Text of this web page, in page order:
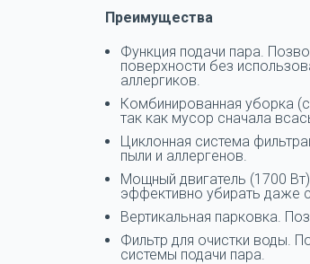
Преимущества
Функция подачи пара.
поверхности без
аллергиков.
Комбинированная уборка
так как мусор сначала
Циклонная система
пыли и аллергенов.
Мощный двигатель (1700
эффективно убирать даже
Вертикальная парковка.
Фильтр для очистки воды.
системы подачи пара.